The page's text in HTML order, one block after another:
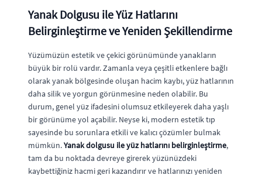
Yanak Dolgusu ile Yüz Hatlarını
Belirginleştirme ve Yeniden Şekillendirme
Yüzümüzün estetik ve çekici görünümünde yanakların
büyük bir rolü vardır. Zamanla veya çeşitli etkenlere bağlı
olarak yanak bölgesinde oluşan hacim kaybı, yüz hatlarının
daha silik ve yorgun görünmesine neden olabilir. Bu
durum, genel yüz ifadesini olumsuz etkileyerek daha yaşlı
bir görünüme yol açabilir. Neyse ki, modern estetik tıp
sayesinde bu sorunlara etkili ve kalıcı çözümler bulmak
mümkün.Yanak dolgusu ile yüz hatlarını belirginleştirme,
tam da bu noktada devreye girerek yüzünüzdeki
kaybettiğiniz hacmi geri kazandırır ve hatlarınızı yeniden